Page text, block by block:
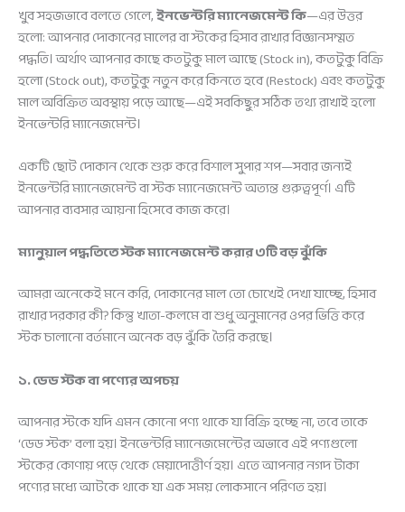
খুব সহজভাবে বলতে গেলে,ইনভেন্টরি ম্যানেজমেন্ট কি—এর উত্তর
হলো: আপনার দোকানের মালের বা স্টকের হিসাব রাখার বিজ্ঞানসম্মত
পদ্ধতি। অর্থাৎ আপনার কাছে কতটুকু মাল আছে (Stock in), কতটুকু বিক্রি
হলো (Stock out), কতটুকু নতুন করে কিনতে হবে (Restock) এবং কতটুকু
মাল অবিক্রিত অবস্থায় পড়ে আছে—এই সবকিছুর সঠিক তথ্য রাখাই হলো
ইনভেন্টরি ম্যানেজমেন্ট।
একটি ছোট দোকান থেকে শুরু করে বিশাল সুপার শপ—সবার জন্যই
ইনভেন্টরি ম্যানেজমেন্ট বা স্টক ম্যানেজমেন্ট অত্যন্ত গুরুত্বপূর্ণ। এটি
আপনার ব্যবসার আয়না হিসেবে কাজ করে।
ম্যানুয়াল পদ্ধতিতে স্টক ম্যানেজমেন্ট করার ৩টি বড় ঝুঁকি
আমরা অনেকেই মনে করি, দোকানের মাল তো চোখেই দেখা যাচ্ছে, হিসাব
রাখার দরকার কী? কিন্তু খাতা-কলমে বা শুধু অনুমানের ওপর ভিত্তি করে
স্টক চালানো বর্তমানে অনেক বড় ঝুঁকি তৈরি করছে।
১. ডেড স্টক বা পণ্যের অপচয়
আপনার স্টকে যদি এমন কোনো পণ্য থাকে যা বিক্রি হচ্ছে না, তবে তাকে
‘ডেড স্টক’ বলা হয়। ইনভেন্টরি ম্যানেজমেন্টের অভাবে এই পণ্যগুলো
স্টকের কোণায় পড়ে থেকে মেয়াদোত্তীর্ণ হয়। এতে আপনার নগদ টাকা
পণ্যের মধ্যে আটকে থাকে যা এক সময় লোকসানে পরিণত হয়।